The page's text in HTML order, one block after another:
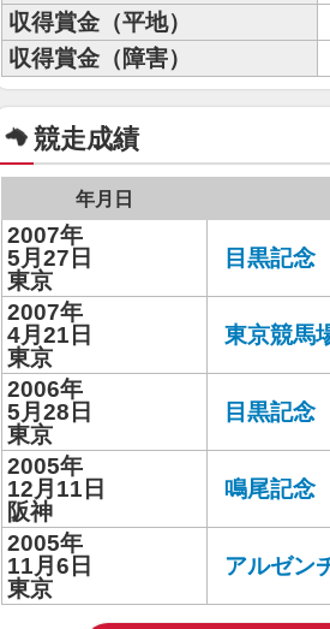
収得賞金（平地）
収得賞金（障害）
競走成績
年月日
2007年
5月27日
東京
目黒記念
2007年
4月21日
東京
東京競馬
2006年
5月28日
東京
目黒記念
2005年
12月11日
阪神
鳴尾記念
2005年
11月6日
東京
アルゼン